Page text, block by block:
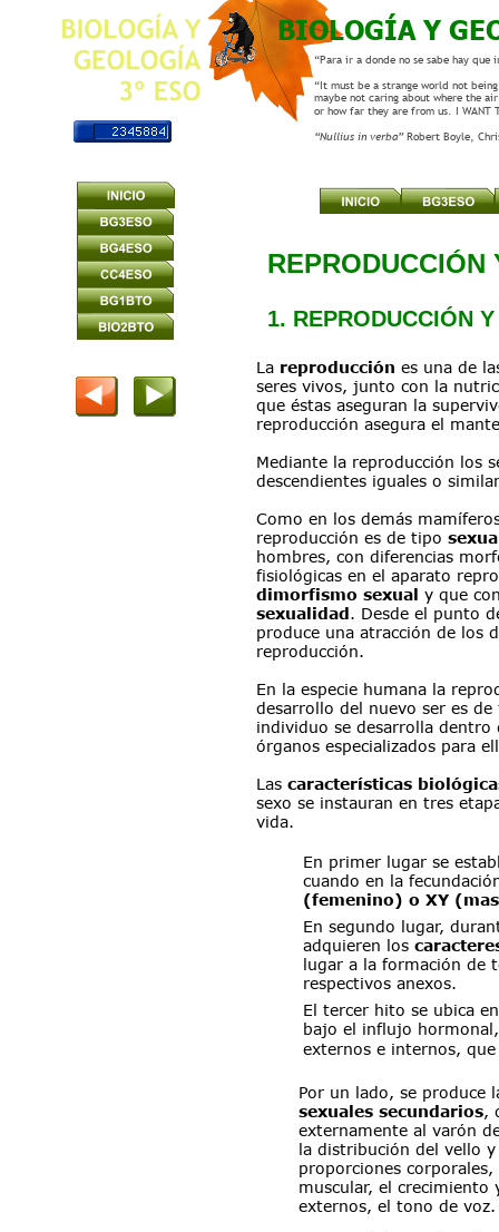
BIOLOGÍA Y
REPRODUCCIÓN
1. REPRODUCCIÓN
La reproducción es una de
seres vivos, junto con la
que éstas aseguran la
reproducción asegura el
Mediante la reproducción los
descendientes iguales o
Como en los demás
reproducción es de tipo
hombres, con diferencias
fisiológicas en el aparato
dimorfismo sexual y que
sexualidad. Desde el punto
produce una atracción de los
reproducción.
En la especie humana la
desarrollo del nuevo ser es
individuo se desarrolla
órganos especializados para
Las características
sexo se instauran en tres
vida.
En primer lugar se
cuando en la
(femenino) o XY
En segundo lugar,
adquieren los
lugar a la formación de
respectivos anexos.
El tercer hito se ubica
bajo el influjo
externos e internos,
Por un lado, se produce
sexuales secundarios,
externamente al varón
la distribución del vello
proporciones
muscular, el
externos, el tono de voz.
“Para ir a donde no se sabe hay que
“It must be a strange world not
maybe not caring about where the
or how far they are from us. I WANT
“Nullius in verba” Robert Boyle,